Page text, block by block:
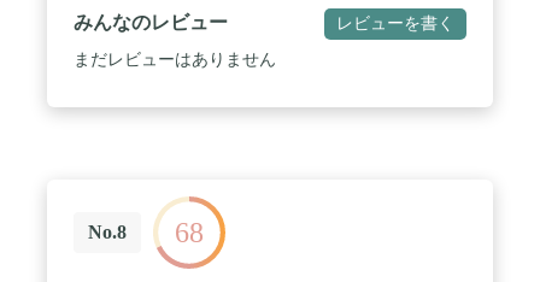
のホテルはもちろん、モバイルバッテリーなどを使
って外出先で充電することもOK。便利すぎて、電
池式のペンライトに戻れなくなるかも？ / 🔦【業界
てことがありますが、本商品は電池が切れることを
気にせずストレスフリー。100%コンサートやライ
ブに集中することができます。 / 🔦【繰り返し使え
てコスパ◎】使い捨てのサイリウムや電池式のペン
みんなのレビュー レビューを書く
まだレビューはありません
No.8 68